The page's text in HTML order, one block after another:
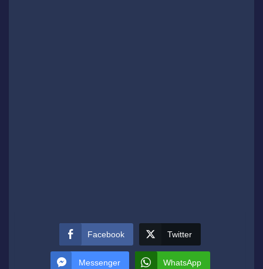
Facebook Twitter
Messenger WhatsApp